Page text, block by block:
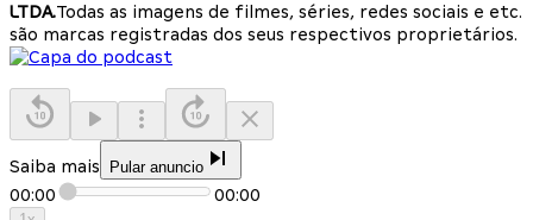
LTDA.Todas as imagens de filmes, séries, redes sociais e etc.
são marcas registradas dos seus respectivos proprietários.
Saiba mais Pular anuncio
00:00 00:00